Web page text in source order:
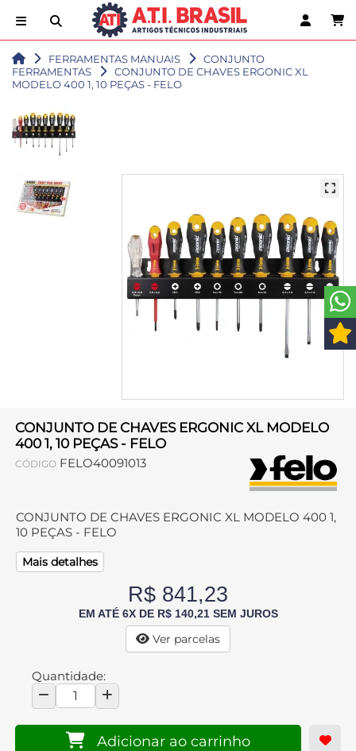
FERRAMENTAS MANUAIS
CONJUNTO
FERRAMENTAS
CONJUNTO DE CHAVES ERGONIC XL
MODELO 400 1, 10 PEÇAS - FELO
CONJUNTO DE CHAVES ERGONIC XL MODELO
400 1, 10 PEÇAS - FELO
CÓDIGO FELO40091013
CONJUNTO DE CHAVES ERGONIC XL MODELO 400 1,
10 PEÇAS - FELO
Mais detalhes
R$ 841,23
EM ATÉ 6X DE R$ 140,21 SEM JUROS
Ver parcelas
Quantidade:
Adicionar ao carrinho